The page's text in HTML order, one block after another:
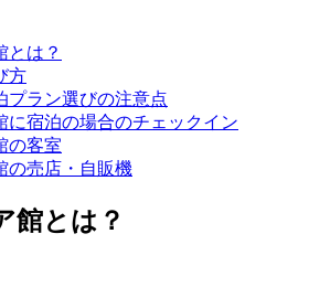
とは？
方
プラン選びの注意点
に宿泊の場合のチェックイン
の客室
の売店・自販機
館とは？